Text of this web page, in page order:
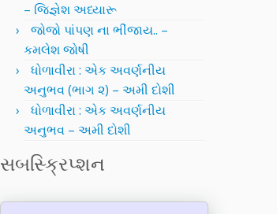
– જિજ્ઞેશ અધ્યારૂ
જોજો પાંપણ ના ભીંજાય.. –
કમલેશ જોષી
ધોળાવીરા : એક અવર્ણનીય
અનુભવ (ભાગ ૨) – અમી દોશી
ધોળાવીરા : એક અવર્ણનીય
અનુભવ – અમી દોશી
સબસ્ક્રિપ્શન